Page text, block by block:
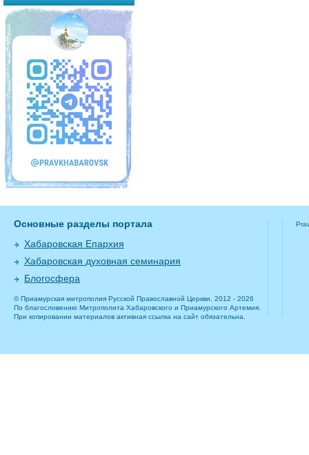
Основные разделы портала
Хабаровская Епархия
Хабаровская духовная семинария
Блогосфера
© Приамурская митрополия Русской Православной Церкви, 2012 - 2026
По благословению Митрополита Хабаровского и Приамурского Артемия.
При копировании материалов активная ссылка на сайт обязательна.